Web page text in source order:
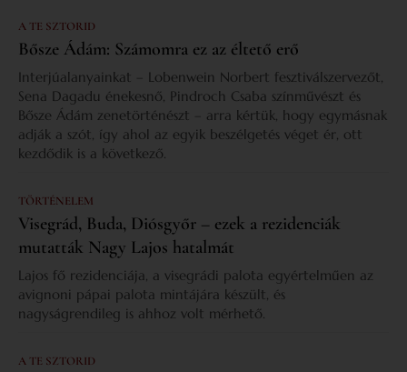
A TE SZTORID
Bősze Ádám: Számomra ez az éltető erő
Interjúalanyainkat – Lobenwein Norbert fesztiválszervezőt,
Sena Dagadu énekesnő, Pindroch Csaba színművészt és
Bősze Ádám zenetörténészt – arra kértük, hogy egymásnak
adják a szót, így ahol az egyik beszélgetés véget ér, ott
kezdődik is a következő.
TÖRTÉNELEM
Visegrád, Buda, Diósgyőr – ezek a rezidenciák
mutatták Nagy Lajos hatalmát
Lajos fő rezidenciája, a visegrádi palota egyértelműen az
avignoni pápai palota mintájára készült, és
nagyságrendileg is ahhoz volt mérhető.
A TE SZTORID